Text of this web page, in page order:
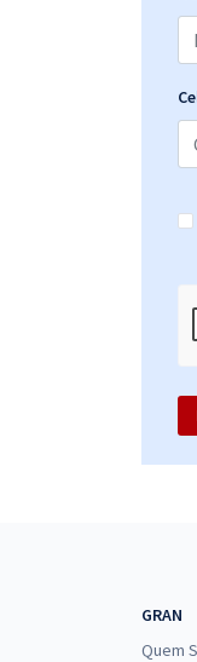
GRAN
Quem